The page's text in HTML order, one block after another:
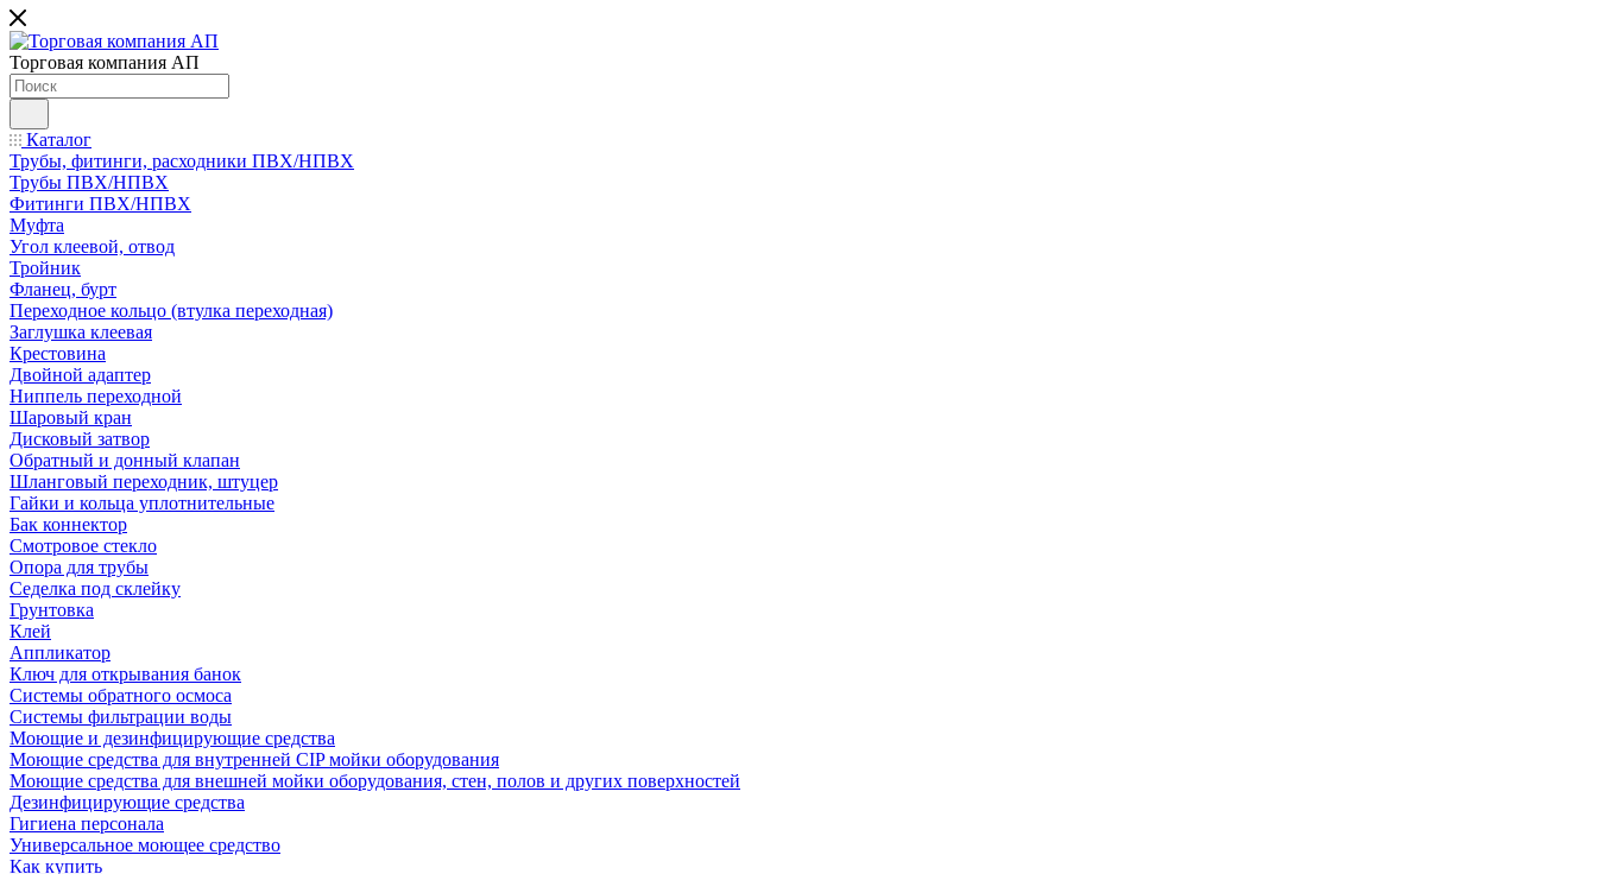
Торговая компания АП
Каталог
Трубы, фитинги, расходники ПВХ/НПВХ
Трубы ПВХ/НПВХ
Фитинги ПВХ/НПВХ
Муфта
Угол клеевой, отвод
Тройник
Фланец, бурт
Переходное кольцо (втулка переходная)
Заглушка клеевая
Крестовина
Двойной адаптер
Ниппель переходной
Шаровый кран
Дисковый затвор
Обратный и донный клапан
Шланговый переходник, штуцер
Гайки и кольца уплотнительные
Бак коннектор
Смотровое стекло
Опора для трубы
Седелка под склейку
Грунтовка
Клей
Аппликатор
Ключ для открывания банок
Системы обратного осмоса
Системы фильтрации воды
Моющие и дезинфицирующие средства
Моющие средства для внутренней CIP мойки оборудования
Моющие средства для внешней мойки оборудования, стен, полов и других поверхностей
Дезинфицирующие средства
Гигиена персонала
Универсальное моющее средство
Как купить